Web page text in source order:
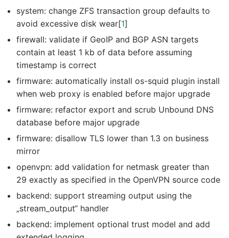
system: change ZFS transaction group defaults to
avoid excessive disk wear[1]
firewall: validate if GeoIP and BGP ASN targets
contain at least 1 kb of data before assuming
timestamp is correct
firmware: automatically install os-squid plugin install
when web proxy is enabled before major upgrade
firmware: refactor export and scrub Unbound DNS
database before major upgrade
firmware: disallow TLS lower than 1.3 on business
mirror
openvpn: add validation for netmask greater than
29 exactly as specified in the OpenVPN source code
backend: support streaming output using the
„stream_output“ handler
backend: implement optional trust model and add